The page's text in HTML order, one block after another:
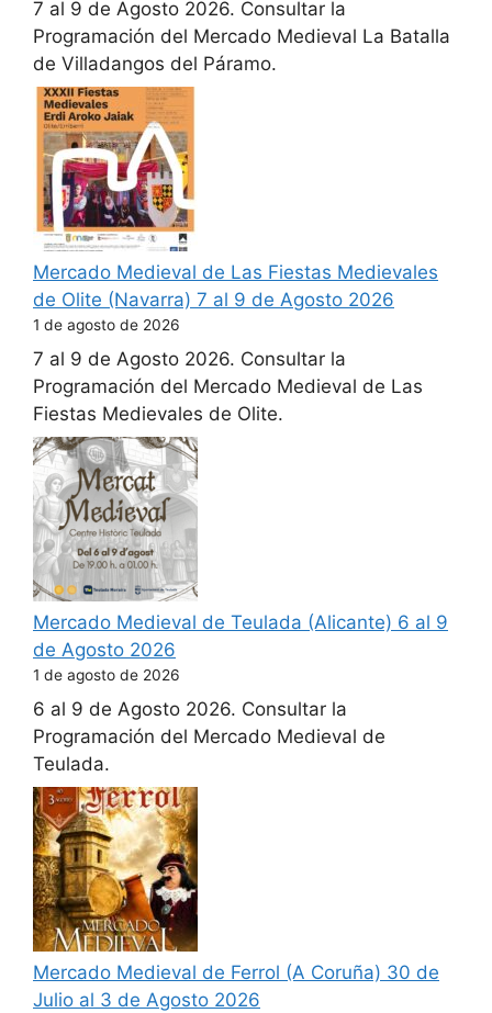
7 al 9 de Agosto 2026. Consultar la
Programación del Mercado Medieval La Batalla
de Villadangos del Páramo.
Mercado Medieval de Las Fiestas Medievales
de Olite (Navarra) 7 al 9 de Agosto 2026
1 de agosto de 2026
7 al 9 de Agosto 2026. Consultar la
Programación del Mercado Medieval de Las
Fiestas Medievales de Olite.
Mercado Medieval de Teulada (Alicante) 6 al 9
de Agosto 2026
1 de agosto de 2026
6 al 9 de Agosto 2026. Consultar la
Programación del Mercado Medieval de
Teulada.
Mercado Medieval de Ferrol (A Coruña) 30 de
Julio al 3 de Agosto 2026